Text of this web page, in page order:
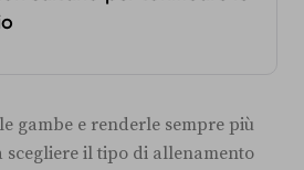
gambe e renderle sempre più
scegliere il tipo di allenamento